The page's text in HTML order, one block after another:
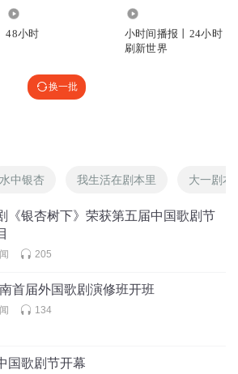
48小时
小时间播报丨24小时
刷新世界
换一批
水中银杏 我生活在剧本里 大一剧本
《银杏树下》荣获第五届中国歌剧节
205
首届外国歌剧演修班开班
134
国歌剧节开幕